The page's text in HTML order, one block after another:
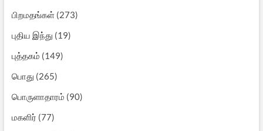
பிறமதங்கள்(273)
புதிய இந்து (19)
புத்தகம் (149)
பொது (265)
பொருளாதாரம் (90)
மகளிர் (77)